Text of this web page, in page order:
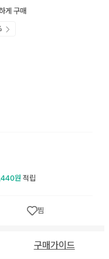
게 구매
원 적립
찜
구매가이드